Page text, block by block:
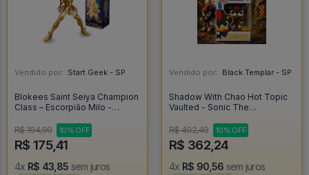
Vendido por: Start Geek - SP
Blokees Saint Seiya Champion
Class – Escorpião Milo -
R$ 194,90
10% OFF
R$ 175,41
4x R$ 43,85 sem juros
Vendido por: Black Templar - SP
Shadow With Chao Hot Topic
Vaulted - Sonic The
R$ 402,49
10% OFF
R$ 362,24
4x R$ 90,56 sem juros